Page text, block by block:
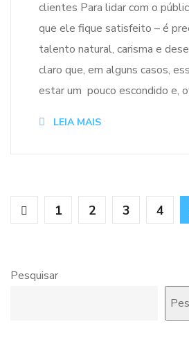
clientes Para lidar com o
que ele fique satisfeito – é
talento natural, carisma e
claro que, em alguns casos,
estar um pouco escondido e,
LEIA MAIS
1 2 3 4
Pesquisar